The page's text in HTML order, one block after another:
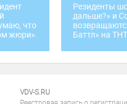
что
жюри».
Резиденты
дальше?» и
Баттл» на ТНТ
VDV-S.RU